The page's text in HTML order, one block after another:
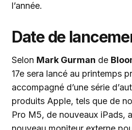
l’année.
Date de
Selon Mark Gurman de
17e sera lancé au printemps
accompagné d’une série
produits Apple, tels que de
Pro M5, de nouveaux iPads,